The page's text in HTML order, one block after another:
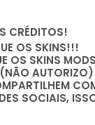
CRÉDITOS!
OS SKINS!!!
OS SKINS
AUTORIZO)
SOCIAIS,